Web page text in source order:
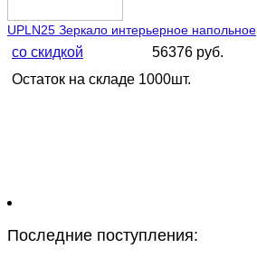
UPLN25 Зеркало интерьерное напольное
со скидкой
56376 руб.
Остаток на складе 1000шт.
Последние поступления: